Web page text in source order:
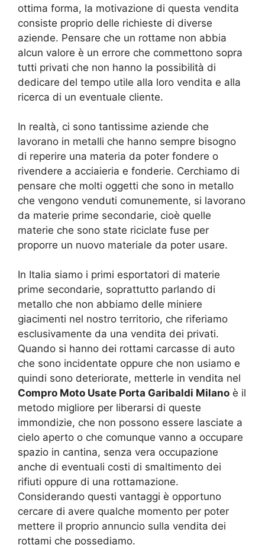
ottima forma, la motivazione di questa vendita
consiste proprio delle richieste di diverse
aziende. Pensare che un rottame non abbia
alcun valore è un errore che commettono sopra
tutti privati che non hanno la possibilità di
dedicare del tempo utile alla loro vendita e alla
ricerca di un eventuale cliente.
In realtà, ci sono tantissime aziende che
lavorano in metalli che hanno sempre bisogno
di reperire una materia da poter fondere o
rivendere a acciaieria e fonderie. Cerchiamo di
pensare che molti oggetti che sono in metallo
che vengono venduti comunemente, si lavorano
da materie prime secondarie, cioè quelle
materie che sono state riciclate fuse per
proporre un nuovo materiale da poter usare.
In Italia siamo i primi esportatori di materie
prime secondarie, soprattutto parlando di
metallo che non abbiamo delle miniere
giacimenti nel nostro territorio, che riferiamo
esclusivamente da una vendita dei privati.
Quando si hanno dei rottami carcasse di auto
che sono incidentate oppure che non usiamo e
quindi sono deteriorate, metterle in vendita nel
Compro Moto Usate Porta Garibaldi Milano è il
metodo migliore per liberarsi di queste
immondizie, che non possono essere lasciate a
cielo aperto o che comunque vanno a occupare
spazio in cantina, senza vera occupazione
anche di eventuali costi di smaltimento dei
rifiuti oppure di una rottamazione.
Considerando questi vantaggi è opportuno
cercare di avere qualche momento per poter
mettere il proprio annuncio sulla vendita dei
rottami che possediamo.